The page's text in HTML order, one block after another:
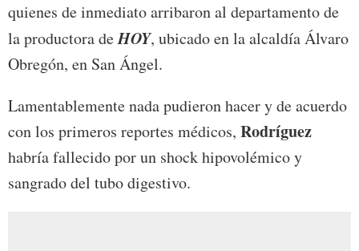
quienes de inmediato arribaron al departamento de
la productora deHOY, ubicado en la alcaldía Álvaro
Obregón, en San Ángel.
Lamentablemente nada pudieron hacer y de acuerdo
con los primeros reportes médicos, Rodríguez
habría fallecido por un shock hipovolémico y
sangrado del tubo digestivo.